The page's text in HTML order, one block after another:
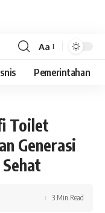
Aa
Pemerintahan
Toilet
Generasi
3 Min Read